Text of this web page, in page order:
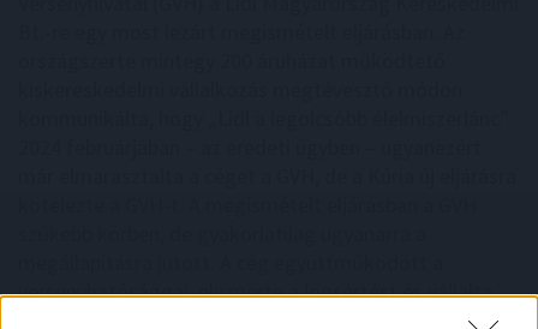
versenyhatósággal, elismerte a jogsértést és vállalta,